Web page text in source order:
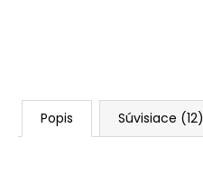
Popis Súvisiace (12)